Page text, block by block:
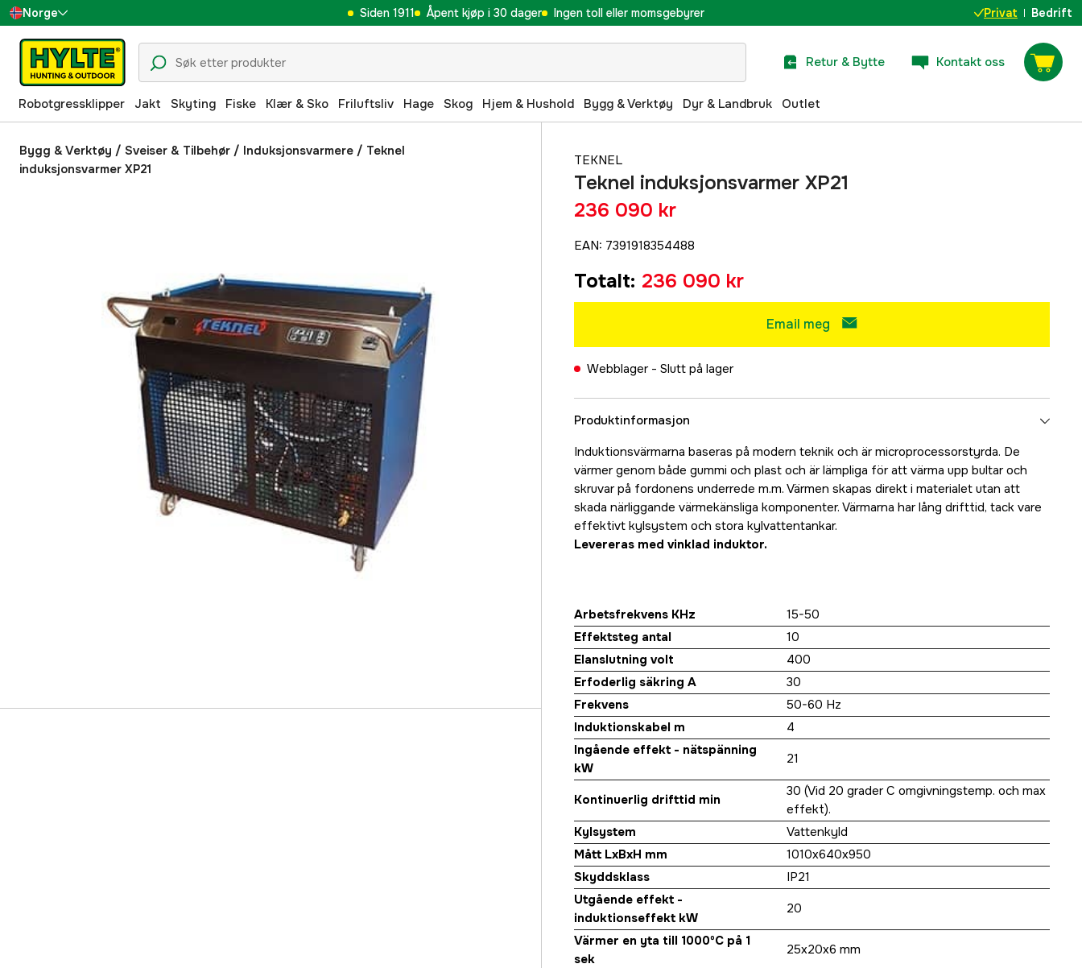
Norge
Sverige
Danmark
Suomi
Deutschland
Siden 1911 Åpent kjøp i 30 dager Ingen toll eller momsgebyrer Privat Bedrift
Retur & Bytte Kontakt oss
Robotgressklipper Jakt Skyting Fiske Klær & Sko Friluftsliv Hage Skog Hjem & Hushold Bygg & Verktøy Dyr & Landbruk Outlet
Bygg & Verktøy / Sveiser & Tilbehør / Induksjonsvarmere / Teknel
induksjonsvarmer XP21
TEKNEL
Teknel induksjonsvarmer XP21
236 090 kr
EAN: 7391918354488
Totalt: 236 090 kr
Email meg
Webblager - Slutt på lager
Produktinformasjon
Induktionsvärmarna baseras på modern teknik och är microprocessorstyrda. De
värmer genom både gummi och plast och är lämpliga för att värma upp bultar och
skruvar på fordonens underrede m.m. Värmen skapas direkt i materialet utan att
skada närliggande värmekänsliga komponenter. Värmarna har lång drifttid, tack vare
effektivt kylsystem och stora kylvattentankar.
Levereras med vinklad induktor.
Arbetsfrekvens KHz
15-50
Effektsteg antal
10
Elanslutning volt
400
Erfoderlig säkring A
30
Frekvens
50-60 Hz
Induktionskabel m
4
Ingående effekt - nätspänning
kW
21
Kontinuerlig drifttid min
30 (Vid 20 grader C omgivningstemp. och max
effekt).
Kylsystem
Vattenkyld
Mått LxBxH mm
1010x640x950
Skyddsklass
IP21
Utgående effekt -
induktionseffekt kW
20
Värmer en yta till 1000ºC på 1
sek
25x20x6 mm